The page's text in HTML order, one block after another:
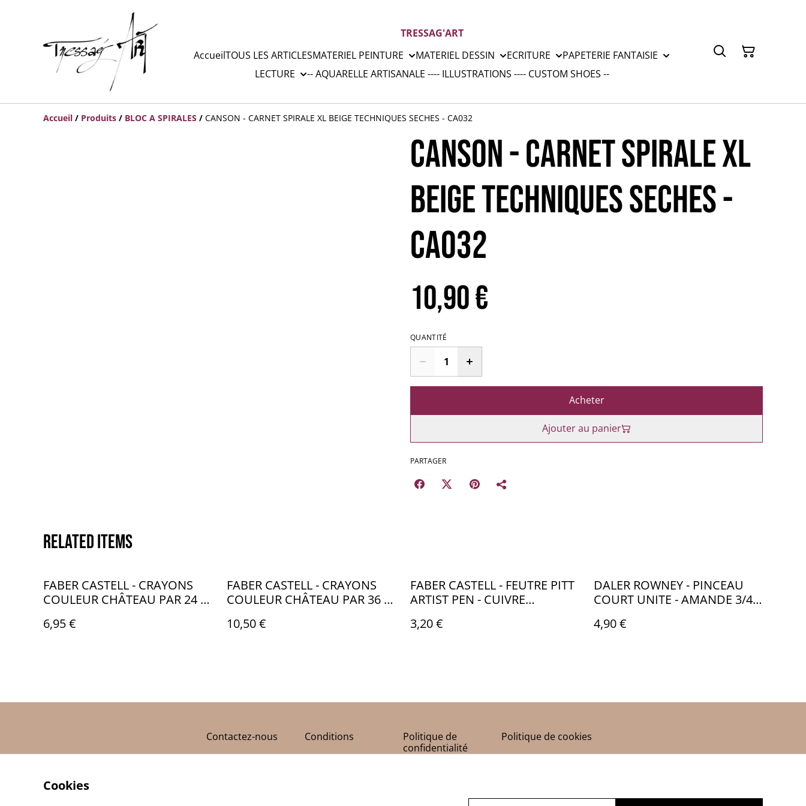
TRESSAG'ART
AccueilTOUS LES ARTICLESMATERIEL PEINTURE MATERIEL DESSIN ECRITURE
PAPETERIE FANTAISIE
LECTURE
-- AQUARELLE ARTISANALE ---- ILLUSTRATIONS ---- CUSTOM SHOES --
Accueil / Produits / BLOC A SPIRALES / CANSON - CARNET SPIRALE XL BEIGE TECHNIQUES SECHES - CA032
CANSON - CARNET SPIRALE XL
BEIGE TECHNIQUES SECHES -
CA032
10,90 €
QUANTITÉ
Acheter
Ajouter au panier
PARTAGER
Related items
FABER CASTELL - CRAYONS
COULEUR CHÂTEAU PAR 24 -
6,95 €
FABER CASTELL - CRAYONS
COULEUR CHÂTEAU PAR 36 -
10,50 €
FABER CASTELL - FEUTRE PITT
ARTIST PEN - CUIVRE
3,20 €
DALER ROWNEY - PINCEAU
COURT UNITE - AMANDE 3/4"
4,90 €
Contactez-nous Conditions
Politique de
confidentialité
Politique de cookies
Cookies